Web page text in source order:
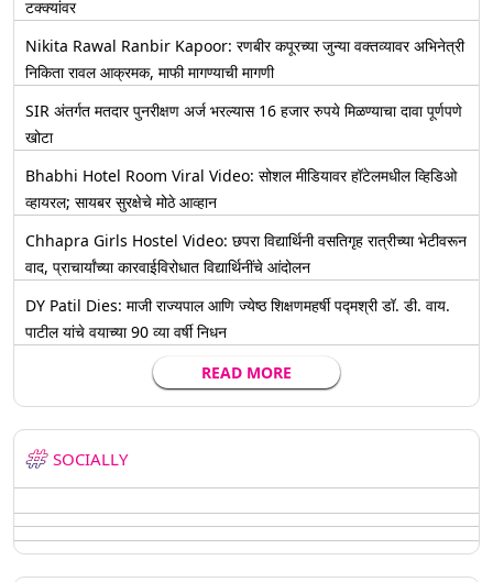
टक्क्यांवर
Nikita Rawal Ranbir Kapoor: रणबीर कपूरच्या जुन्या वक्तव्यावर अभिनेत्री
निकिता रावल आक्रमक, माफी मागण्याची मागणी
SIR अंतर्गत मतदार पुनरीक्षण अर्ज भरल्यास 16 हजार रुपये मिळण्याचा दावा पूर्णपणे
खोटा
Bhabhi Hotel Room Viral Video: सोशल मीडियावर हॉटेलमधील व्हिडिओ
व्हायरल; सायबर सुरक्षेचे मोठे आव्हान
Chhapra Girls Hostel Video: छपरा विद्यार्थिनी वसतिगृह रात्रीच्या भेटीवरून
वाद, प्राचार्यांच्या कारवाईविरोधात विद्यार्थिनींचे आंदोलन
DY Patil Dies: माजी राज्यपाल आणि ज्येष्ठ शिक्षणमहर्षी पद्मश्री डॉ. डी. वाय.
पाटील यांचे वयाच्या 90 व्या वर्षी निधन
READ MORE
SOCIALLY